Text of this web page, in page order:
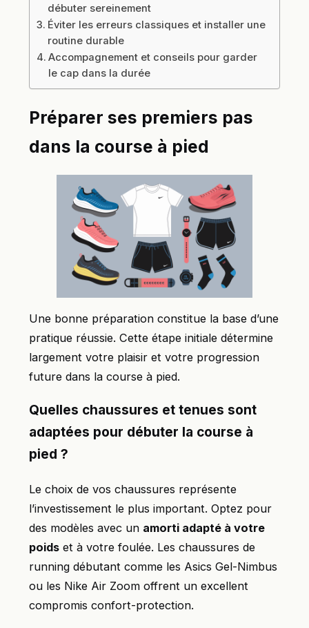
débuter sereinement
Éviter les erreurs classiques et installer une
routine durable
Accompagnement et conseils pour garder
le cap dans la durée
Préparer ses premiers pas
dans la course à pied
Une bonne préparation constitue la base d’une
pratique réussie. Cette étape initiale détermine
largement votre plaisir et votre progression
future dans la course à pied.
Quelles chaussures et tenues sont
adaptées pour débuter la course à
pied ?
Le choix de vos chaussures représente
l’investissement le plus important. Optez pour
des modèles avec un amorti adapté à votre
poids et à votre foulée. Les chaussures de
running débutant comme les Asics Gel-Nimbus
ou les Nike Air Zoom offrent un excellent
compromis confort-protection.